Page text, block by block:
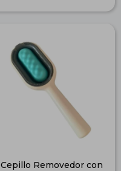
Cepillo Removedor con